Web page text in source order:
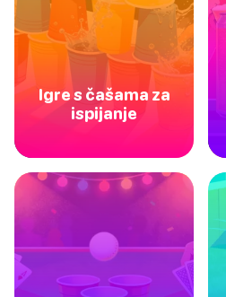
Igre s čašama za
ispijanje